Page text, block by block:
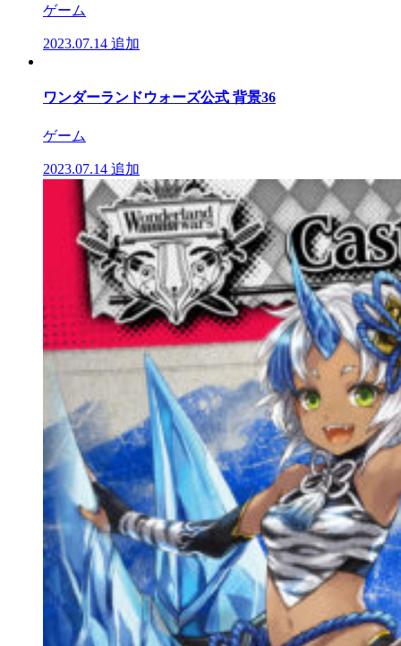
ゲーム
2023.07.14 追加
ワンダーランドウォーズ公式 背景36
ゲーム
2023.07.14 追加